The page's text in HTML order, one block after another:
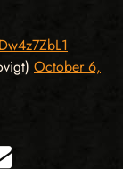
October 6,